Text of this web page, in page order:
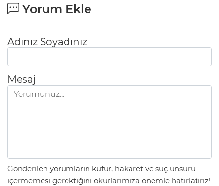
Yorum Ekle
Adınız Soyadınız
Mesaj
Gönderilen yorumların küfür, hakaret ve suç unsuru
içermemesi gerektiğini okurlarımıza önemle hatırlatırız!